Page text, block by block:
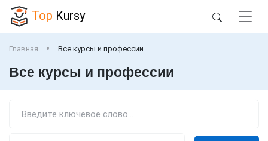
Top Kursy
Главная Все курсы и профессии
Все курсы и профессии